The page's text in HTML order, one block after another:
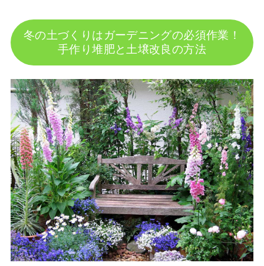
冬の土づくりはガーデニングの必須作業！
手作り堆肥と土壌改良の方法